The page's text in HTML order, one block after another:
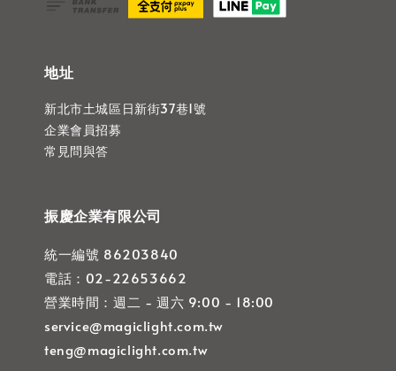
地址
新北市土城區日新街37巷1號
企業會員招募
常見問與答
振慶企業有限公司
統一編號 86203840
電話：02-22653662
營業時間：週二 - 週六 9:00 - 18:00
service@magiclight.com.tw
teng@magiclight.com.tw